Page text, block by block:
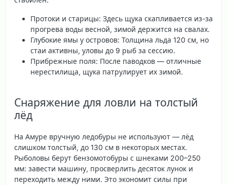
Протоки и старицы: Здесь щука скапливается из-за
прогрева воды весной, зимой держится на свалах.
Глубокие ямы у островов: Толщина льда 120 см, но
стаи активны, уловы до 9 рыб за сессию.
Прибрежные поля: После паводков — отличные
нерестилища, щука патрулирует их зимой.
Снаряжение для ловли на толстый
лёд
На Амуре вручную ледобуры не используют — лёд
слишком толстый, до 130 см в некоторых местах.
Рыболовы берут бензомотобуры с шнеками 200–250
мм: завести машину, просверлить десяток лунок и
переходить между ними. Это экономит силы при